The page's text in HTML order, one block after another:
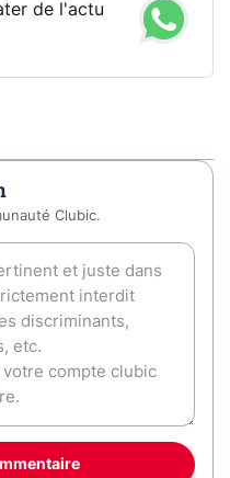
de l'actu
Clubic.